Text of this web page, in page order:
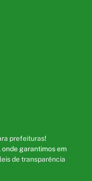
prefeituras!
garantimos em
leis de transparência